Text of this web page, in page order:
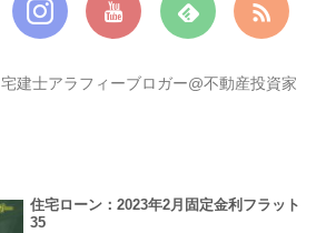
宅建士アラフィーブロガー@不動産投資家
住宅ローン：2023年2月固定金利フラット
35